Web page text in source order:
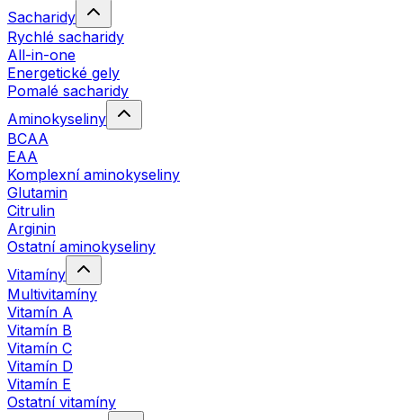
Sacharidy
Rychlé sacharidy
All-in-one
Energetické gely
Pomalé sacharidy
Aminokyseliny
BCAA
EAA
Komplexní aminokyseliny
Glutamin
Citrulin
Arginin
Ostatní aminokyseliny
Vitamíny
Multivitamíny
Vitamín A
Vitamín B
Vitamín C
Vitamín D
Vitamín E
Ostatní vitamíny